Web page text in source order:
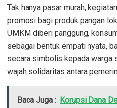
Tak hanya pasar murah,
promosi bagi produk pangan
UMKM diberi panggung,
sebagai bentuk empati nyata,
secara simbolis kepada warga
wajah solidaritas antara
Baca Juga : Korupsi Dana